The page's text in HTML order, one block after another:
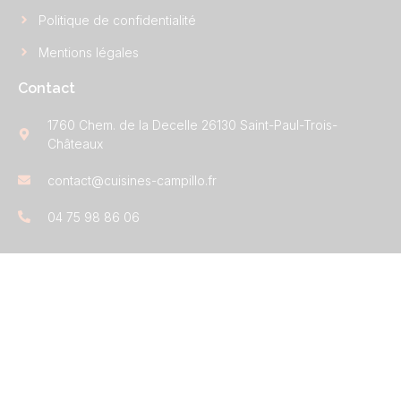
Politique de confidentialité
Mentions légales
Contact
1760 Chem. de la Decelle 26130 Saint-Paul-Trois-
Châteaux
contact@cuisines-campillo.fr
04 75 98 86 06